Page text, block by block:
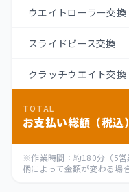
ウエイトローラー交換
スライドピース交換
クラッチウエイト交換
TOTAL
お支払い総額（税込）
※作業時間：約180分（5営
柄によって金額が変わる場